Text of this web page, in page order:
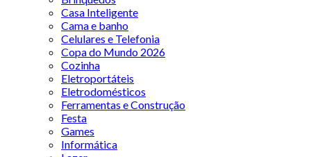
Casa Inteligente
Cama e banho
Celulares e Telefonia
Copa do Mundo 2026
Cozinha
Eletroportáteis
Eletrodomésticos
Ferramentas e Construção
Festa
Games
Informática